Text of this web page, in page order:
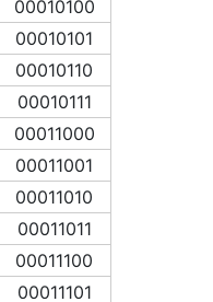
00010100
00010101
00010110
00010111
00011000
00011001
00011010
00011011
00011100
00011101